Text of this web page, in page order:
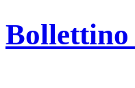
Bollettino